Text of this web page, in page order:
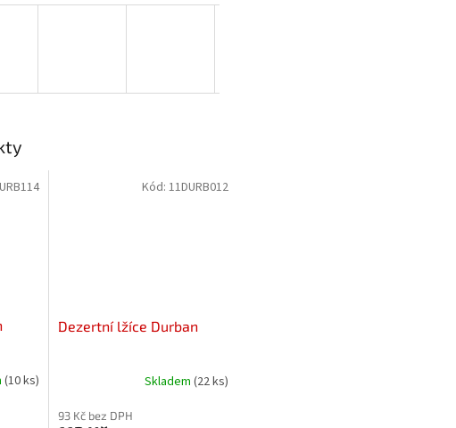
(10 ks)
Dezertní lžíce Durban
Skladem (22 ks)
93 Kč bez DPH
Kód: 11DURB012